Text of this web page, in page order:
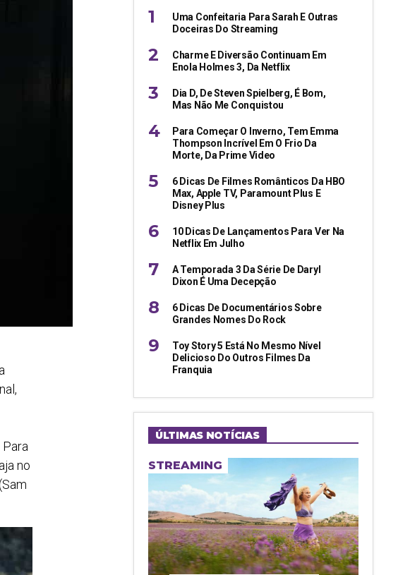
no
Uma Confeitaria Para Sarah E Outras
Doceiras Do Streaming
Charme E Diversão Continuam Em
Enola Holmes 3, Da Netflix
Dia D, De Steven Spielberg, É Bom,
Mas Não Me Conquistou
Para Começar O Inverno, Tem Emma
Thompson Incrível Em O Frio Da
Morte, Da Prime Video
6 Dicas De Filmes Românticos Da HBO
Max, Apple TV, Paramount Plus E
Disney Plus
10 Dicas De Lançamentos Para Ver Na
Netflix Em Julho
A Temporada 3 Da Série De Daryl
Dixon É Uma Decepção
6 Dicas De Documentários Sobre
Grandes Nomes Do Rock
Toy Story 5 Está No Mesmo Nível
Delicioso Do Outros Filmes Da
Franquia
ÚLTIMAS NOTÍCIAS
STREAMING